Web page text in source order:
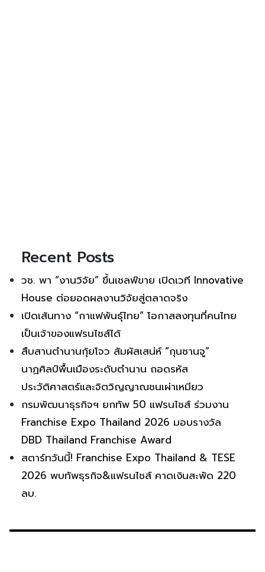
Recent Posts
วช. พา “งานวิจัย” ขึ้นเชลฟ์ขาย เปิดเวที Innovative
House ต่อยอดผลงานวิจัยสู่ตลาดจริง
เปิดเส้นทาง “กาแฟพันธุ์ไทย” โอกาสลงทุนที่คนไทย
เป็นเจ้าของแฟรนไชส์ได้
สืบสานตำนานกุ้ยโจว สัมผัสเสน่ห์ “กุนซานจู”
นาฏศิลป์พื้นเมืองระดับตำนาน ถอดรหัส
ประวัติศาสตร์และจิตวิญญาณชนเผ่าเหมียว
กรมพัฒนาธุรกิจฯ ยกทัพ 50 แฟรนไชส์ ร่วมงาน
Franchise Expo Thailand 2026 มอบรางวัล
DBD Thailand Franchise Award
สตาร์ทวันนี้! Franchise Expo Thailand & TESE
2026 พบทัพธุรกิจ&แฟรนไชส์ คาดเงินสะพัด 220
ลบ.